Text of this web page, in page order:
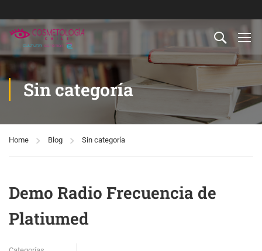
Sin categoría
Home Blog Sin categoría
Demo Radio Frecuencia de
Platiumed